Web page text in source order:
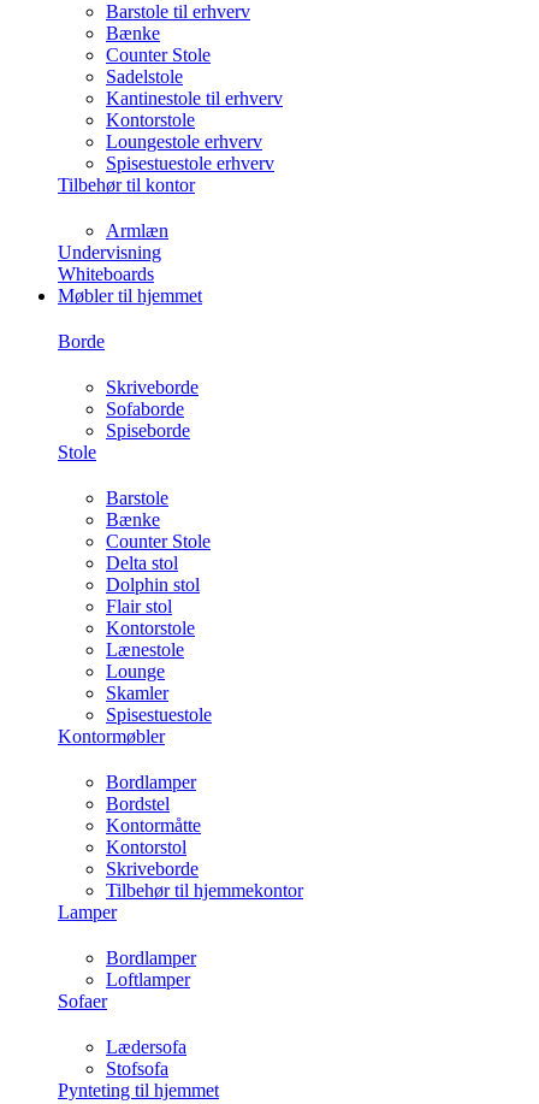
Barstole til erhverv
Bænke
Counter Stole
Sadelstole
Kantinestole til erhverv
Kontorstole
Loungestole erhverv
Spisestuestole erhverv
Tilbehør til kontor
Armlæn
Undervisning
Whiteboards
Møbler til hjemmet
Borde
Skriveborde
Sofaborde
Spiseborde
Stole
Barstole
Bænke
Counter Stole
Delta stol
Dolphin stol
Flair stol
Kontorstole
Lænestole
Lounge
Skamler
Spisestuestole
Kontormøbler
Bordlamper
Bordstel
Kontormåtte
Kontorstol
Skriveborde
Tilbehør til hjemmekontor
Lamper
Bordlamper
Loftlamper
Sofaer
Lædersofa
Stofsofa
Pynteting til hjemmet